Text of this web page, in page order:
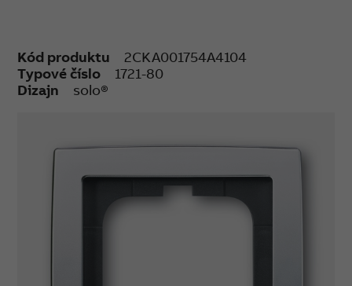
Kód produktu
2CKA001754A4104
Typové číslo
1721-80
Dizajn
solo®